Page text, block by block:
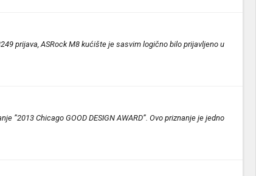
prijava, ASRock M8 kućište je sasvim logično bilo prijavljeno u
”2013 Chicago GOOD DESIGN AWARD”. Ovo priznanje je jedno